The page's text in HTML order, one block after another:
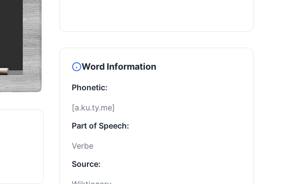
Word Information
Phonetic:
[a.ku.ty.me]
Part of Speech:
Verbe
Source: